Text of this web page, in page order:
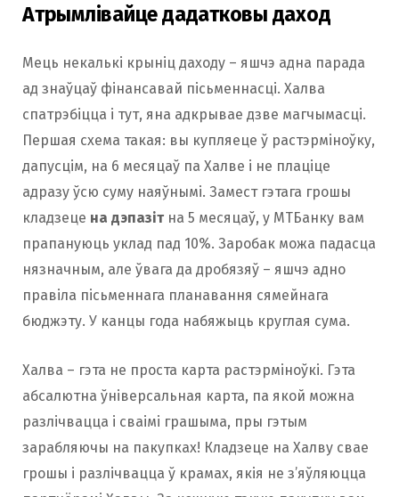
Атрымлівайце дадатковы даход
Мець некалькі крыніц даходу – яшчэ адна парада
ад знаўцаў фінансавай пісьменнасці. Халва
спатрэбіцца і тут, яна адкрывае дзве магчымасці.
Першая схема такая: вы купляеце ў растэрміноўку,
дапусцім, на 6 месяцаў па Халве і не плаціце
адразу ўсю суму наяўнымі. Замест гэтага грошы
кладзеце на дэпазіт на 5 месяцаў, у МТБанку вам
прапануюць уклад пад 10%. Заробак можа падасца
нязначным, але ўвага да дробязяў – яшчэ адно
правіла пісьменнага планавання сямейнага
бюджэту. У канцы года набяжыць круглая сума.
Халва – гэта не проста карта растэрміноўкі. Гэта
абсалютна ўніверсальная карта, па якой можна
разлічвацца і сваімі грашыма, пры гэтым
зарабляючы на пакупках! Кладзеце на Халву свае
грошы і разлічвацца ў крамах, якія не з’яўляюцца